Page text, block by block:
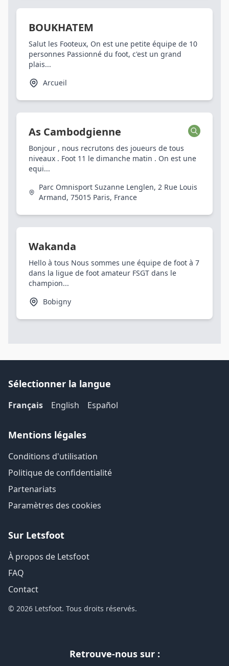
BOUKHATEM
Salut les Footeux, On est une petite équipe de 10
personnes Passionné du foot, c'est un grand
plais...
Arcueil
As Cambodgienne
Bonjour , nous recrutons des joueurs de tous
niveaux . Foot 11 le dimanche matin . On est une
equi...
Parc Omnisport Suzanne Lenglen, 2 Rue Louis
Armand, 75015 Paris, France
Wakanda
Hello à tous Nous sommes une équipe de foot à 7
dans la ligue de foot amateur FSGT dans le
champion...
Bobigny
Sélectionner la langue
Français English Español
Mentions légales
Conditions d'utilisation
Politique de confidentialité
Partenariats
Paramètres des cookies
Sur Letsfoot
À propos de Letsfoot
FAQ
Contact
© 2026 Letsfoot. Tous droits réservés.
Retrouve-nous sur :